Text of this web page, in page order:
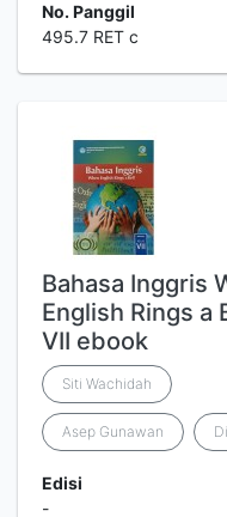
No. Panggil
495.7 RET c
Bahasa Inggris
English Rings a
VII ebook
Siti Wachidah
Asep Gunawan
Edisi
-